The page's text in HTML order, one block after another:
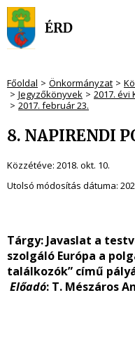
Főoldal Önkormányzat
Jegyzőkönyvek
2017. évi
2017. február 23.
8. NAPIRENDI
Közzétéve: 2018. okt. 10.
Utolsó módosítás dátuma:
Tárgy: Javaslat a
szolgáló Európa a
találkozók” című
Előadó: T. Mészáros